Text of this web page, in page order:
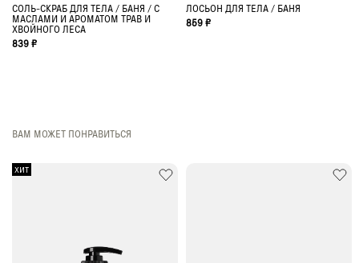
СОЛЬ-СКРАБ ДЛЯ ТЕЛА / БАНЯ / С
МАСЛАМИ И АРОМАТОМ ТРАВ И
ХВОЙНОГО ЛЕСА
839 ₽
ЛОСЬОН ДЛЯ ТЕЛА / БАНЯ
859 ₽
ВАМ МОЖЕТ ПОНРАВИТЬСЯ
ХИТ